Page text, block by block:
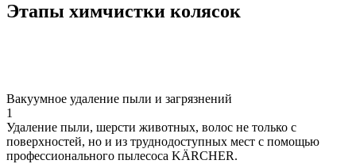
Этапы химчистки колясок
Вакуумное удаление пыли и загрязнений
1
Удаление пыли, шерсти животных, волос не только с
поверхностей, но и из труднодоступных мест с помощью
профессионального пылесоса KÄRCHER.